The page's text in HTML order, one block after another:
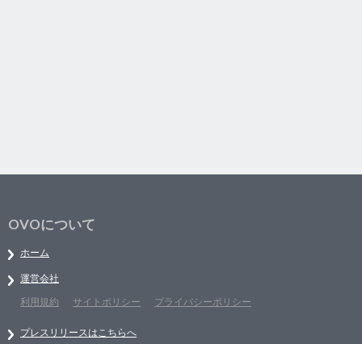
OVOについて
ホーム
運営会社
利用規約
サイトポリシー プライバシーポリシー
プレスリリースはこちらへ